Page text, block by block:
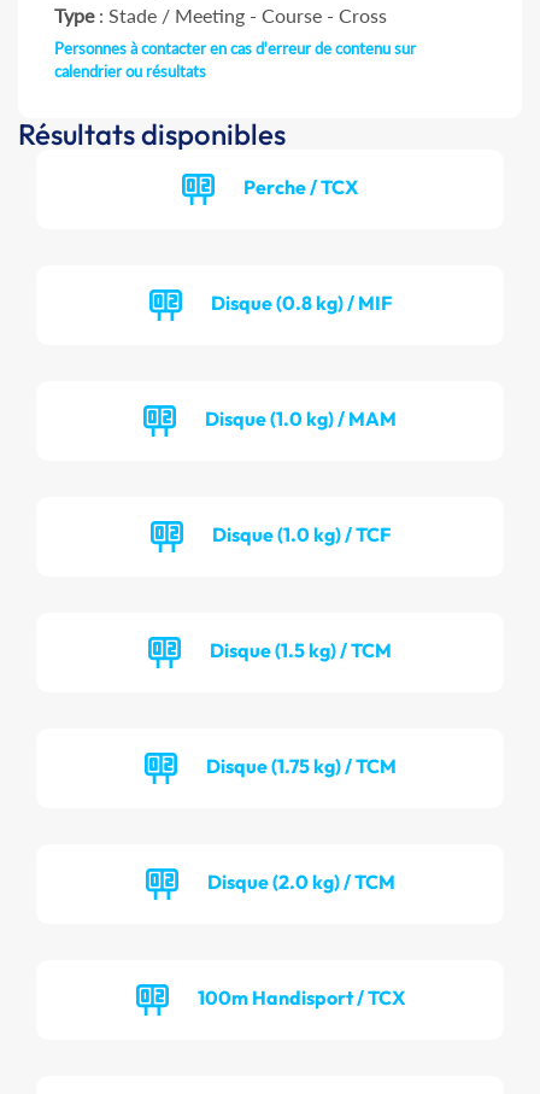
Type: Stade / Meeting - Course - Cross
Personnes à contacter en cas d'erreur de contenu sur
calendrier ou résultats
Résultats disponibles
Perche / TCX
Disque (0.8 kg) / MIF
Disque (1.0 kg) / MAM
Disque (1.0 kg) / TCF
Disque (1.5 kg) / TCM
Disque (1.75 kg) / TCM
Disque (2.0 kg) / TCM
100m Handisport / TCX